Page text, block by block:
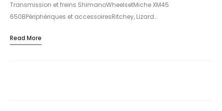
Transmission et freins ShimanoWheelsetMiche XM45
650BPériphériques et accessoiresRitchey, Lizard…
Read More